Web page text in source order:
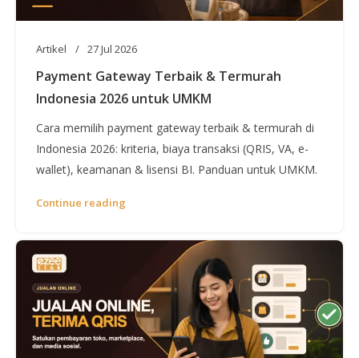
Artikel 27 Jul 2026
Payment Gateway Terbaik & Termurah
Indonesia 2026 untuk UMKM
Cara memilih payment gateway terbaik & termurah di
Indonesia 2026: kriteria, biaya transaksi (QRIS, VA, e-
wallet), keamanan & lisensi BI. Panduan untuk UMKM.
Continue reading